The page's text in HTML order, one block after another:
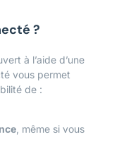
?
à l’aide d’une
vous permet
de :
, même si vous